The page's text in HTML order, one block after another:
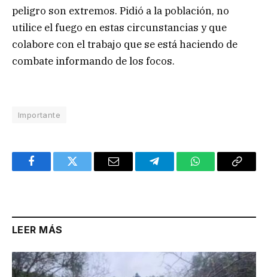
peligro son extremos. Pidió a la población, no
utilice el fuego en estas circunstancias y que
colabore con el trabajo que se está haciendo de
combate informando de los focos.
Importante
FacebookTwitter Email TelegramWhatsAppCopy
LEER MÁS